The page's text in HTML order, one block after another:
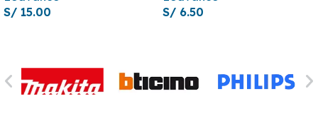
S/ 15.00
S/ 6.50